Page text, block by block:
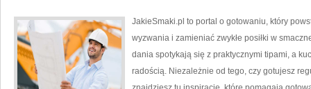
JakieSmaki.pl to portal o gotowaniu, który
wyzwania i zamieniać zwykłe posiłki w
dania spotykają się z praktycznymi tipami, a
radością. Niezależnie od tego, czy gotujesz